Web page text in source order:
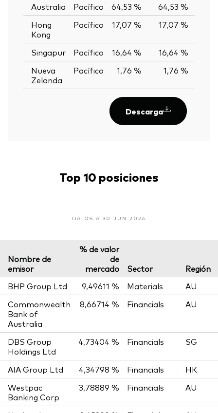
Australia
Pacífico 64,53 % 64,53 %
Hong
Kong
Pacífico 17,07 % 17,07 %
Singapur Pacífico 16,64 % 16,64 %
Nueva
Zelanda
Pacífico 1,76 % 1,76 %
Descarga
Top 10 posiciones
DATOS A 30 JUN 2026
Nombre de
emisor
% de valor
de
mercado
Sector
Región
BHP Group Ltd
9,49611 % Materials
AU
Commonwealth
Bank of
Australia
8,66714 % Financials AU
DBS Group
Holdings Ltd
4,73404 % Financials SG
AIA Group Ltd 4,34798 % Financials
HK
Westpac
Banking Corp
3,78889 % Financials AU